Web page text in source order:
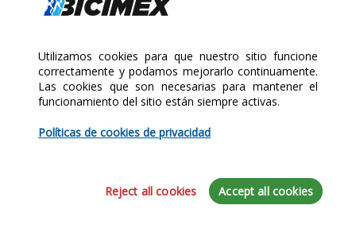
Utilizamos cookies para que nuestro sitio funcione
correctamente y podamos mejorarlo continuamente.
Las cookies que son necesarias para mantener el
funcionamiento del sitio están siempre activas.
Políticas de cookies de privacidad
Reject all cookies Accept all cookies